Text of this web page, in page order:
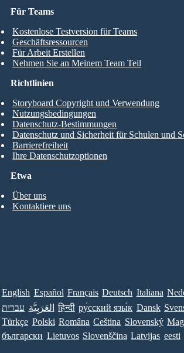
Für Teams
Kostenlose Testversion für Teams
Geschäftsressourcen
Für Arbeit Erstellen
Nehmen Sie an Meinem Team Teil
Etwa
Über uns
Kontaktiere uns
Richtlinien
Storyboard Copyright und Verwendung
Nutzungsbedingungen
Datenschutz-Bestimmungen
Datenschutz und Sicherheit für Schulen und
Barrierefreiheit
Ihre Datenschutzoptionen
English Español Français Deutsch Italiana
עברית العَرَبِيَّة हिन्दी ру́сский язы́к Dansk
Türkçe Polski Româna Ceština Slovenský
български Lietuvos Slovenščina Latvijas eesti